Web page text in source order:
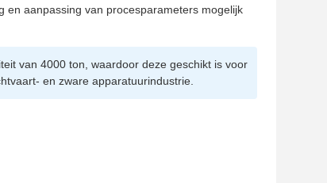
en aanpassing van procesparameters mogelijk
van 4000 ton, waardoor deze geschikt is voor
en zware apparatuurindustrie.